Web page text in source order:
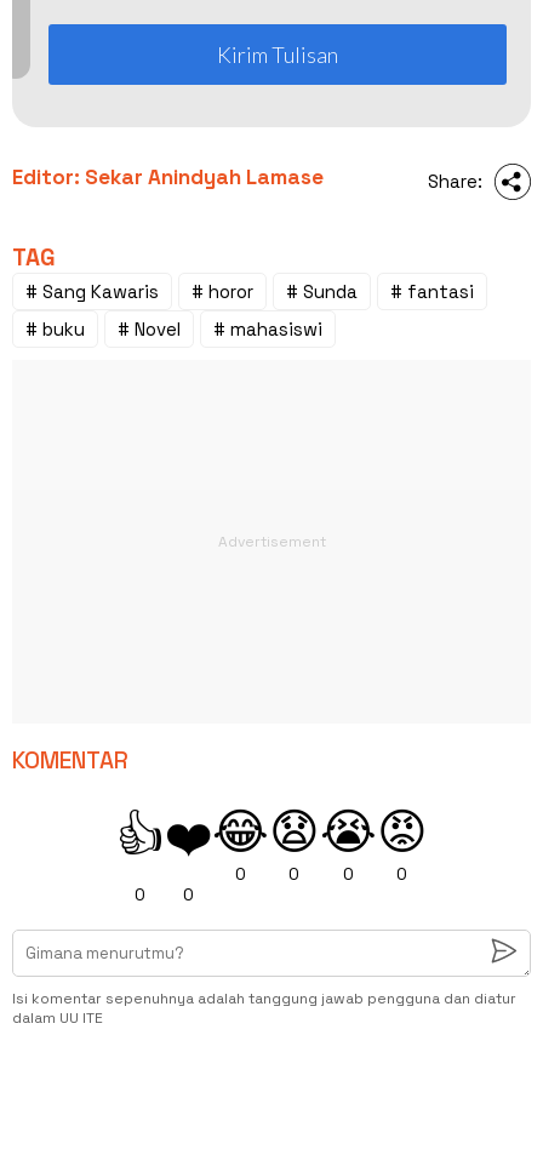
Kirim Tulisan
Editor: Sekar Anindyah Lamase Share:
TAG
# Sang Kawaris # horor # Sunda
# fantasi
# buku
# Novel # mahasiswi
KOMENTAR
👍
0
❤️
0
😂
0
😧
0
😭
0
😡
0
Isi komentar sepenuhnya adalah tanggung jawab pengguna dan diatur
dalam UU ITE